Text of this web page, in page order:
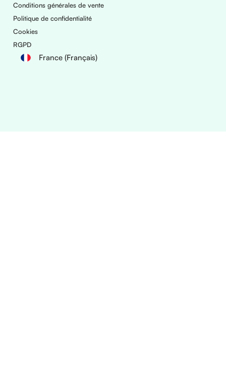
Conditions générales de vente
Politique de confidentialité
Cookies
RGPD
France (Français)